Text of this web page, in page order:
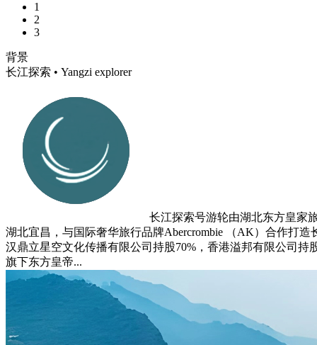
1
2
3
背景
长江探索 • Yangzi explorer
长江探索号游轮由湖北东方皇家
湖北宜昌，与国际奢华旅行品牌Abercrombie （AK）合作打
汉鼎立星空文化传播有限公司持股70%，香港溢邦有限公司持
旗下东方皇帝...